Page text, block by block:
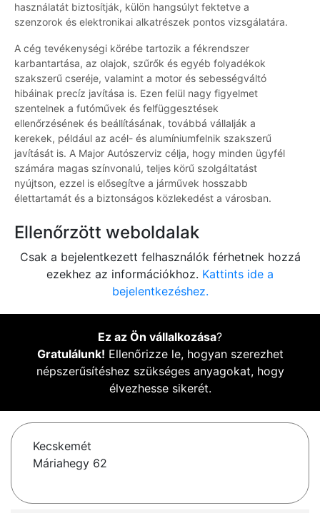
használatát biztosítják, külön hangsúlyt fektetve a
szenzorok és elektronikai alkatrészek pontos vizsgálatára.
A cég tevékenységi körébe tartozik a fékrendszer
karbantartása, az olajok, szűrők és egyéb folyadékok
szakszerű cseréje, valamint a motor és sebességváltó
hibáinak precíz javítása is. Ezen felül nagy figyelmet
szentelnek a futóművek és felfüggesztések
ellenőrzésének és beállításának, továbbá vállalják a
kerekek, például az acél- és alumíniumfelnik szakszerű
javítását is. A Major Autószerviz célja, hogy minden ügyfél
számára magas színvonalú, teljes körű szolgáltatást
nyújtson, ezzel is elősegítve a járművek hosszabb
élettartamát és a biztonságos közlekedést a városban.
Ellenőrzött weboldalak
Csak a bejelentkezett felhasználók férhetnek hozzá
ezekhez az információkhoz. Kattints ide a
bejelentkezéshez.
Ez az Ön vállalkozása?
Gratulálunk! Ellenőrizze le, hogyan szerezhet
népszerűsítéshez szükséges anyagokat, hogy
élvezhesse sikerét.
Kecskemét
Máriahegy 62